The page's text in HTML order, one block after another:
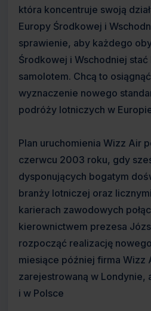
która koncentruje swoją
Europy Środkowej i
sprawienie, aby każdego
Środkowej i Wschodniej stać
samolotem. Chcą to
wyznaczenie nowego
podróży lotniczych w
Plan uruchomienia Wizz Air
czerwcu 2003 roku, gdy
dysponujących bogatym
branży lotniczej oraz
karierach zawodowych
kierownictwem prezesa
rozpocząć realizację
miesiące później firma Wizz
zarejestrowaną w Londynie,
i w Polsce